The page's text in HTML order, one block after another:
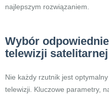
najlepszym rozwiązaniem.
Wybór
telewizji satelitarnej
Nie każdy rzutnik jest
telewizji. Kluczowe parametry,